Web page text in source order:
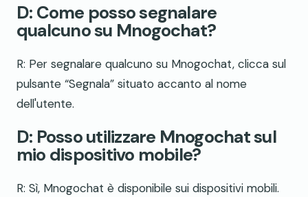
D: Come posso segnalare
qualcuno su Mnogochat?
R: Per segnalare qualcuno su Mnogochat, clicca sul
pulsante “Segnala” situato accanto al nome
dell'utente.
D: Posso utilizzare Mnogochat sul
mio dispositivo mobile?
R: Sì, Mnogochat è disponibile sui dispositivi mobili.